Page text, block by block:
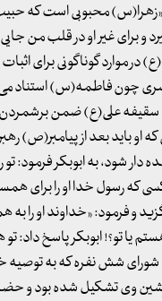
«زهرا(س) محبوبی است که
و برای غیر او در قلب من
موارد گوناگونی برای
چون فاطمه(س) استناد می
سقیفه علی(ع) ضمن
او باید بعد از پیامبر(ص)
دار شود، به ابوبکر فرمود:
که رسول خدا او را برای
و فرمود: «خداوند او را
یا تو؟! ابوبکر پاسخ داد:
شورای شش نفره که به توصیه
وی تشکیل شده بود و